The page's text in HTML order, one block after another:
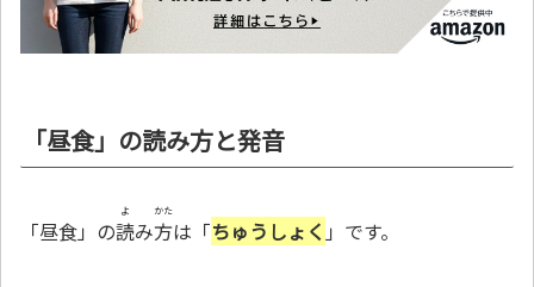
「昼食」の読み方と発音
「昼食」の読
よ
み方
かた
は「ちゅうしょく 」です。